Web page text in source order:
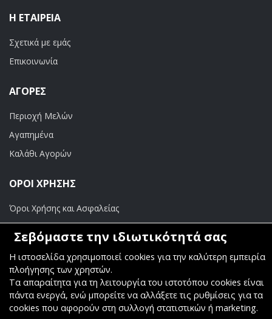
Η ΕΤΑΙΡΕΊΑ
Σχετικά με εμάς
Επικοινωνία
ΑΓΟΡΈΣ
Περιοχή Μελών
Αγαπημένα
Καλάθι Αγορών
ΟΡΟΙ ΧΡΗΣΗΣ
Όροι Χρήσης και Ασφαλείας
ΠΛΗΡΩΜΕΣ
Τραπεζικοί Λογαριασμοί
Σεβόμαστε την ιδιωτικότητά σας
Η ιστοσελίδα χρησιμοποιεί cookies για την καλύτερη εμπειρία
πλοήγησης των χρηστών.
Τα απαραίτητα για τη λειτουργία του ιστοτόπου cookies είναι
πάντα ενεργά, ενώ μπορείτε να αλλάξετε τις ρυθμίσεις για τα
cookies που αφορούν στη συλλογή στατιστικών ή marketing.